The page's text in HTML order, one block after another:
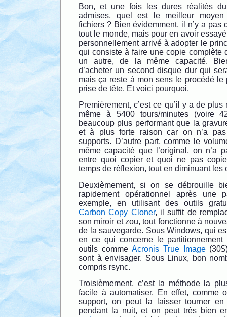
Bon, et une fois les dures réalités
admises, quel est le meilleur
fichiers ? Bien évidemment, il n’y a pas
tout le monde, mais pour en avoir
personnellement arrivé à adopter le
qui consiste à faire une copie complète
un autre, de la même capacité.
d’acheter un second disque dur qui
mais ça reste à mon sens le procédé
prise de tête. Et voici pourquoi.
Premièrement, c’est ce qu’il y a de
même à 5400 tours/minutes (voire
beaucoup plus performant que la
et à plus forte raison car on n’a
supports. D’autre part, comme le
même capacité que l’original, on n’a
entre quoi copier et quoi ne pas
temps de réflexion, tout en diminuant les
Deuxièmement, si on se débrouille
rapidement opérationnel après une
exemple, en utilisant des outils
Carbon Copy Cloner, il suffit de
son miroir et zou, tout fonctionne à
de la sauvegarde. Sous Windows, qui
en ce qui concerne le
outils comme Acronis True Image
sont à envisager. Sous Linux, bon
compris rsync.
Troisièmement, c’est la méthode la
facile à automatiser. En effet, comme
support, on peut la laisser tourner
pendant la nuit, et on peut très bien